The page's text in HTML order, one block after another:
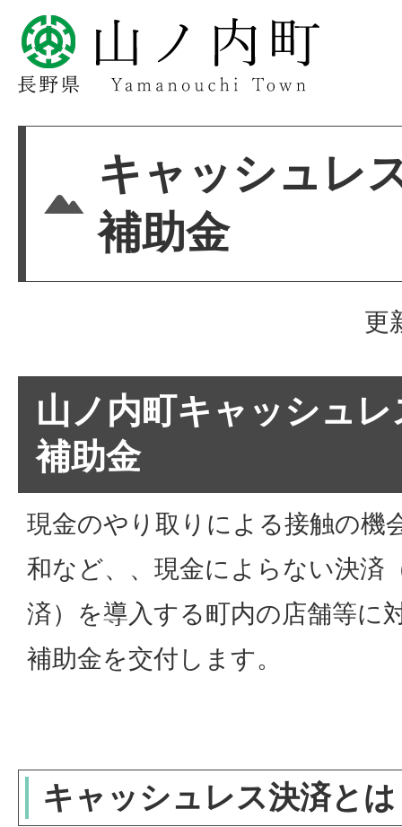
キャッシュレ
補助金
更
山ノ内町キャッシュ
補助金
現金のやり取りによる接触の機
和など、、現金によらない決済
済）を導入する町内の店舗等に
補助金を交付します。
キャッシュレス決済とは